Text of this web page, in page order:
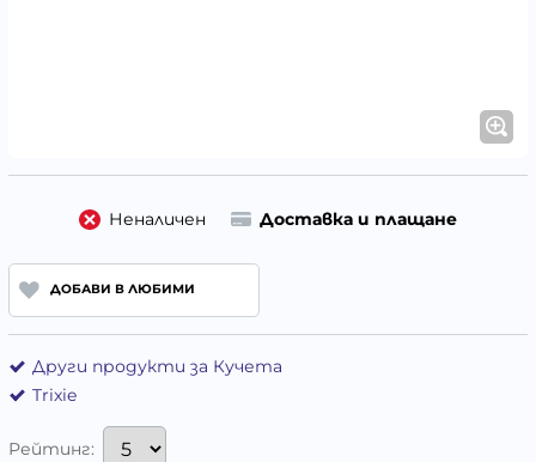
Неналичен Доставка и плащане
ДОБАВИ В ЛЮБИМИ
Други продукти за Кучета
Trixie
Рейтинг: